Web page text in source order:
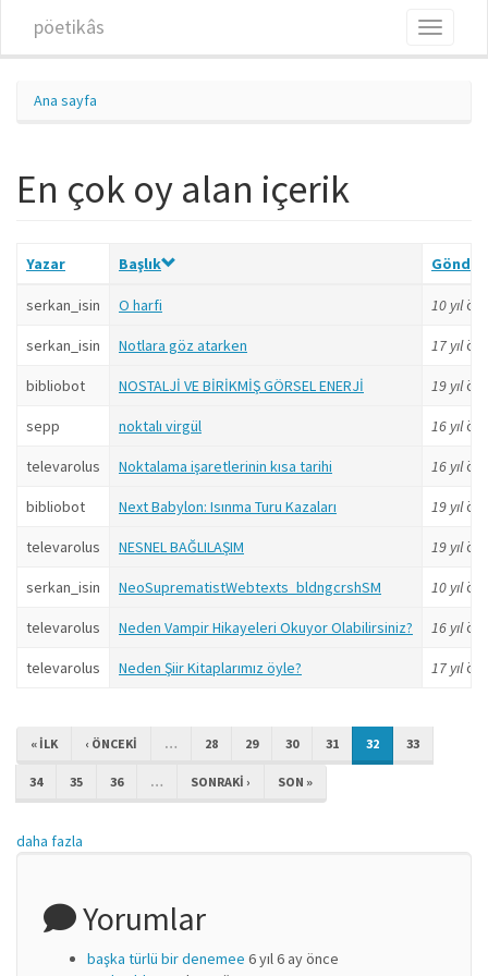
pöetikâs
Toggle
Ana sayfa
En çok oy alan içerik
Yazar Başlık
serkan_isin O harfi 10 yıl
serkan_isin Notlara göz atarken 17 yıl
bibliobot NOSTALJİ VE BİRİKMİŞ GÖRSEL ENERJİ 19 yıl
sepp noktalı virgül 16 yıl
televarolus Noktalama işaretlerinin kısa tarihi 16 yıl
bibliobot Next Babylon: Isınma Turu Kazaları 19 yıl
televarolus NESNEL BAĞLILAŞIM 19 yıl
serkan_isin NeoSuprematistWebtexts_bldngcrshSM 10 yıl
televarolus Neden Vampir Hikayeleri Okuyor Olabilirsiniz? 16 yıl
televarolus Neden Şiir Kitaplarımız öyle? 17 yıl
« ILK ‹ ÖNCEKI … 28 29 30 31 32 33
34 35 36 … SONRAKI › SON »
daha fazla
Yorumlar
başka türlü bir denemee 6 yıl 6 ay önce